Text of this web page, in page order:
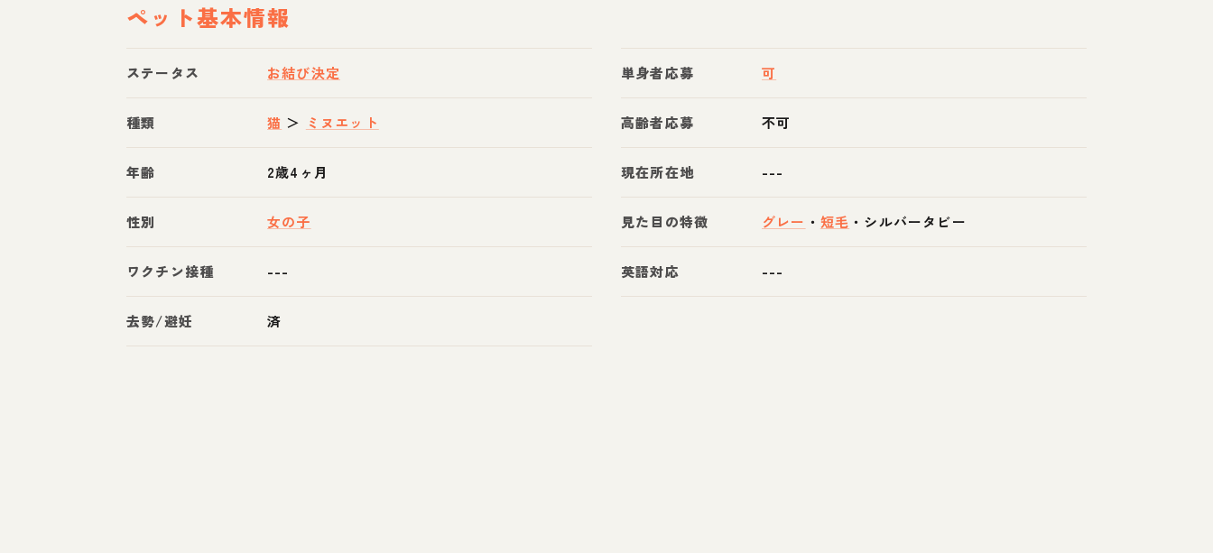
ペット基本情報
ステータス お結び決定
種類 猫 ＞ ミヌエット
年齢 2歳4ヶ月
性別 女の子
ワクチン接種 ---
去勢/避妊 済
単身者応募 可
高齢者応募 不可
現在所在地 ---
見た目の特徴 グレー ・ 短毛 ・ シルバータビー
英語対応 ---